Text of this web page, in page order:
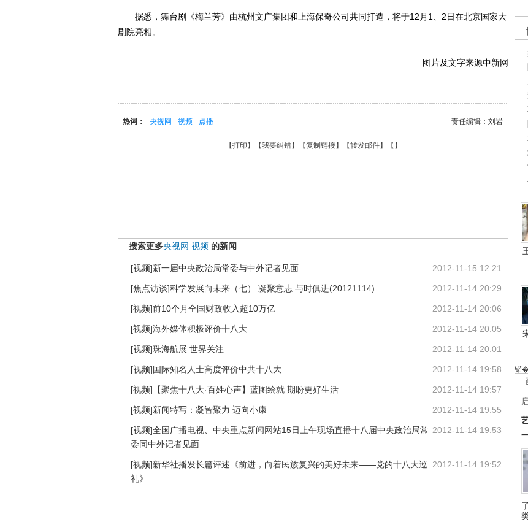
锘
据悉，舞台剧《梅兰芳》由杭州文广集团和上海保奇公司共同打造，将于12月1、2日在北京国家大
剧院亮相。
图片及文字来源中新网
责任编辑：刘岩
热词： 央视网 视频 点播
【打印 】【我要纠错】【复制链接】【转发邮件】【 】
搜索更多央视网 视频 的新闻
2012-11-15 12:21
[视频]新一届中央政治局常委与中外记者见面
2012-11-14 20:29
[焦点访谈]科学发展向未来（七） 凝聚意志 与时俱进(20121114)
2012-11-14 20:06
[视频]前10个月全国财政收入超10万亿
2012-11-14 20:05
[视频]海外媒体积极评价十八大
2012-11-14 20:01
[视频]珠海航展 世界关注
2012-11-14 19:58
[视频]国际知名人士高度评价中共十八大
2012-11-14 19:57
[视频]【聚焦十八大·百姓心声】蓝图绘就 期盼更好生活
2012-11-14 19:55
[视频]新闻特写：凝智聚力 迈向小康
2012-11-14 19:53
[视频]全国广播电视、中央重点新闻网站15日上午现场直播十八届中央政治局常
委同中外记者见面
2012-11-14 19:52
[视频]新华社播发长篇评述《前进，向着民族复兴的美好未来——党的十八大巡
礼》